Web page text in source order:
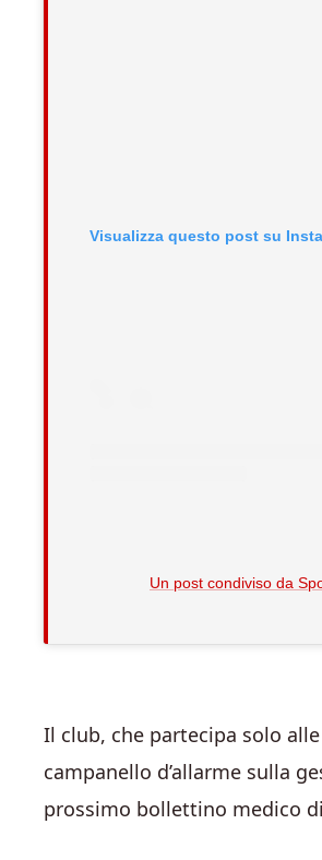
Visualizza questo post su
Un post condiviso da
Il club, che partecipa solo
campanello d’allarme sulla
prossimo bollettino medico